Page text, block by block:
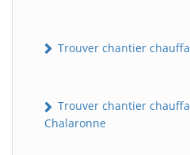
Trouver chantier
Trouver chantier
Chalaronne